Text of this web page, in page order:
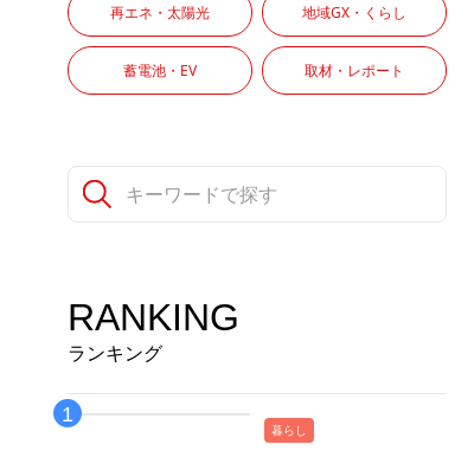
再エネ・太陽光 地域GX・くらし
蓄電池・EV 取材・レポート
RANKING
ランキング
暮らし